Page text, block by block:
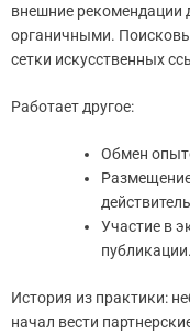
внешние
органичными.
сетки искусственных
Работает другое:
Обмен
Участие в
публикации.
История из практики:
начал вести